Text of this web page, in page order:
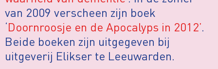
van 2009 verscheen zijn boek
‘Doornroosje en de Apocalyps in 2012’.
Beide boeken zijn uitgegeven bij
uitgeverij Elikser te Leeuwarden.